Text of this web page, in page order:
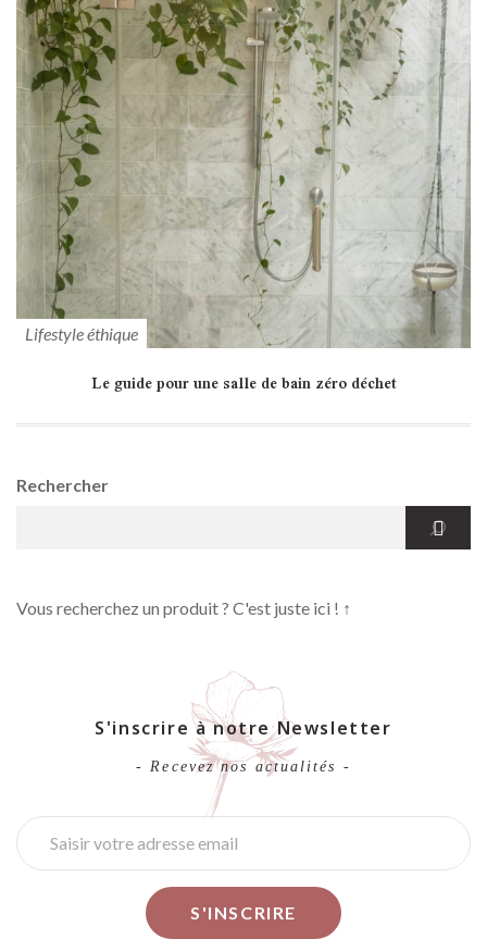
Lifestyle éthique
Le guide pour une salle de bain zéro déchet
Rechercher
Vous recherchez un produit ? C'est juste ici ! ↑
S'inscrire à notre Newsletter
- Recevez nos actualités -